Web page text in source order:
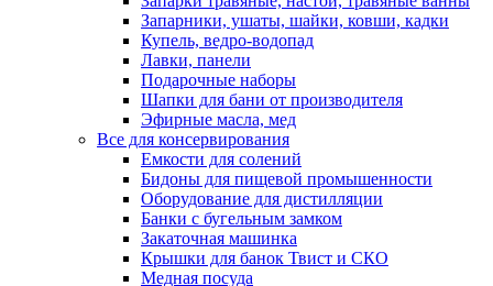
Запарники, ушаты, шайки, ковши, кадки
Купель, ведро-водопад
Лавки, панели
Подарочные наборы
Шапки для бани от производителя
Эфирные масла, мед
Все для консервирования
Емкости для солений
Бидоны для пищевой промышенности
Оборудование для дистилляции
Банки с бугельным замком
Закаточная машинка
Крышки для банок Твист и СКО
Медная посуда